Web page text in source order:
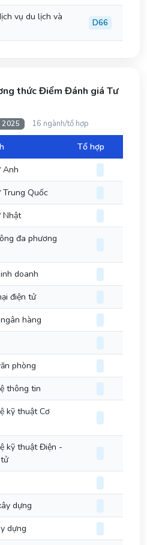
vụ du lịch và
D66
thức Điểm Đánh giá Tư
2025 16 ngành/tổ hợp
Tổ hợp
Anh
Trung Quốc
Nhật
đa phương
doanh
điện tử
hàng
phòng
thông tin
kỹ thuật Cơ
kỹ thuật Điện -
dựng
dựng